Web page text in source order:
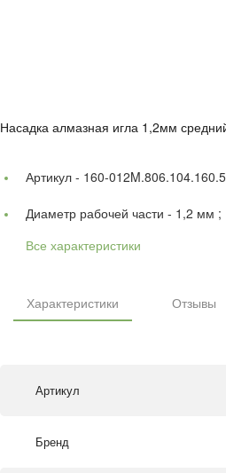
Насадка алмазная игла 1,2мм
Артикул - 160-
Диаметр рабочей части - 1,2 мм ;
Все характеристики
Характеристики Отзывы
Артикул
Бренд